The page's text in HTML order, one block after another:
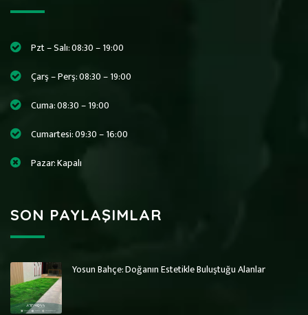
Pzt – Salı: 08:30 – 19:00
Çarş – Perş: 08:30 – 19:00
Cuma: 08:30 – 19:00
Cumartesi: 09:30 – 16:00
Pazar: Kapalı
SON PAYLAŞIMLAR
Yosun Bahçe: Doğanın Estetikle Buluştuğu Alanlar